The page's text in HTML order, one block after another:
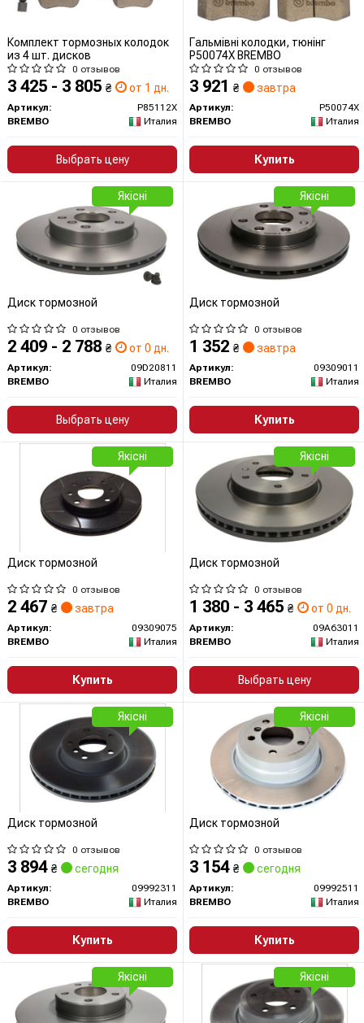
Комплект тормозных колодок
из 4 шт. дисков
0 отзывов
3 425 - 3 805 ₴ от 1 дн.
Артикул:
P85112X
BREMBO
Италия
Выбрать цену
Гальмівні колодки, тюнінг
P50074X BREMBO
0 отзывов
3 921 ₴ завтра
Артикул:
P50074X
BREMBO
Италия
Купить
Диск тормозной
0 отзывов
2 409 - 2 788 ₴ от 0 дн.
Артикул:
09D20811
BREMBO
Италия
Выбрать цену
Якісні
Диск тормозной
0 отзывов
1 352 ₴ завтра
Артикул:
09309011
BREMBO
Италия
Купить
Якісні
Диск тормозной
0 отзывов
2 467 ₴ завтра
Артикул:
09309075
BREMBO
Италия
Купить
Якісні
Диск тормозной
0 отзывов
1 380 - 3 465 ₴ от 0 дн.
Артикул:
09A63011
BREMBO
Италия
Выбрать цену
Якісні
Диск тормозной
0 отзывов
3 894 ₴ сегодня
Артикул:
09992311
BREMBO
Италия
Купить
Якісні
Диск тормозной
0 отзывов
3 154 ₴ сегодня
Артикул:
09992511
BREMBO
Италия
Купить
Якісні
Якісні Якісні